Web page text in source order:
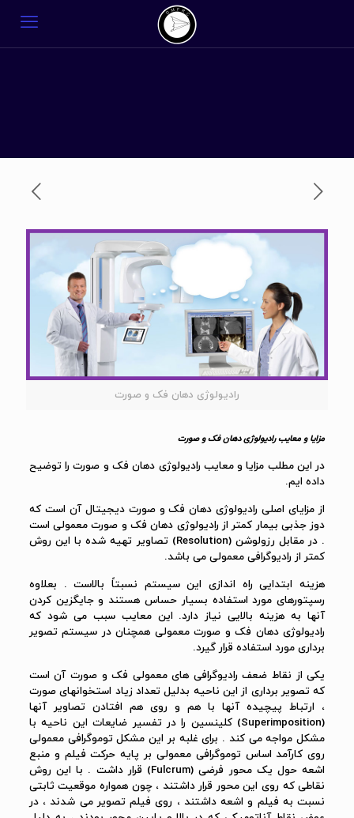
رادیولوژی دهان فک و صورت
مزایا و معایب رادیولوژی دهان فک و صورت
در این مطلب مزایا و معایب رادیولوژی دهان فک و صورت را توضیح
داده ایم.
از مزایای اصلی رادیولوژی دهان فک و صورت دیجیتال آن است که
دوز جذبی بیمار کمتر از رادیولوژی دهان فک و صورت معمولی است
. در مقابل رزولوشن (Resolution) تصاویر تهیه شده با این روش
کمتر از رادیوگرافی معمولی می باشد.
هزینه ابتدایی راه اندازی این سیستم نسبتاً بالاست . بعلاوه
رسپتورهای مورد استفاده بسیار حساس هستند و جایگزین کردن
آنها به هزینه بالایی نیاز دارد. این معایب سبب می شود که
رادیولوژی دهان فک و صورت معمولی همچنان در سیستم تصویر
برداری مورد استفاده قرار گیرد.
یکی از نقاط ضعف رادیوگرافی های معمولی فک و صورت آن است
که تصویر برداری از این ناحیه بدلیل تعداد زیاد استخوانهای صورت
، ارتباط پیچیده آنها با هم و روی هم افتادن تصاویر آنها
(Superimposition) کلینسین را در تفسیر ضایعات این ناحیه با
مشکل مواجه می کند . برای غلبه بر این مشکل توموگرافی معمولی
روی کارآمد اساس توموگرافی معمولی بر پایه حرکت فیلم و منبع
اشعه حول یک محور فرضی (Fulcrum) قرار داشت . با این روش
نقاطی که روی این محور قرار داشتند ، چون همواره موقعیت ثابتی
نسبت به فیلم و اشعه داشتند ، روی فیلم تصویر می شدند ، در